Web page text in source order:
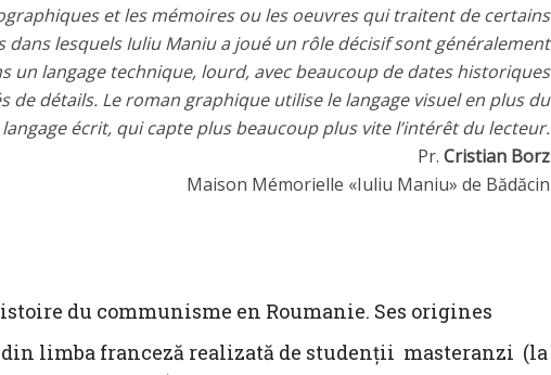
et les mémoires ou les oeuvres qui traitent de certains
dans lesquels Iuliu Maniu a joué un rôle décisif sont généralement
un langage technique, lourd, avec beaucoup de dates historiques
de détails. Le roman graphique utilise le langage visuel en plus du
langage écrit, qui capte plus beaucoup plus vite l’intérêt du lecteur.
Pr. Cristian Borz
Maison Mémorielle «Iuliu Maniu» de Bădăcin
du communisme en Roumanie. Ses origines
din limba franceză realizată de studenții masteranzi (la